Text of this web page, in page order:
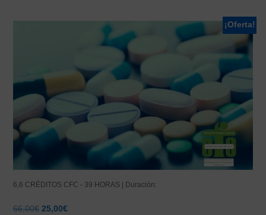
¡Oferta!
6,6 CRÉDITOS CFC - 39 HORAS | Duración:
66,00€ El
25,00€El